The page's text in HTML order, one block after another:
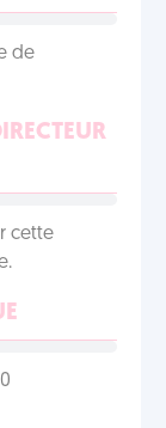
de
cette